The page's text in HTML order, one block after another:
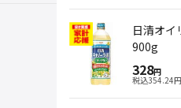
日清オイ
900g
328円
税込354.24円